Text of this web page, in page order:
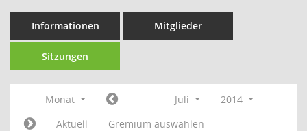
Informationen Mitglieder
Sitzungen
Monat Juli
2014
Aktuell
Gremium auswählen